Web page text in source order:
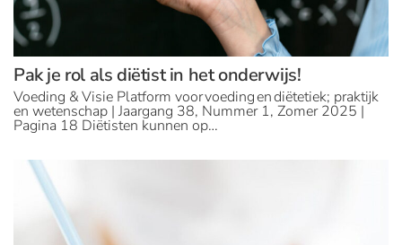
Pak je rol als diëtist in het onderwijs!
Voeding & Visie Platform voor voeding en diëtetiek; praktijk
en wetenschap | Jaargang 38, Nummer 1, Zomer 2025 |
Pagina 18 Diëtisten kunnen op…